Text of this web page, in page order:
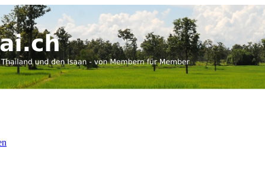
- isaan-thai.ch
und den Isaan - von Membern für Member